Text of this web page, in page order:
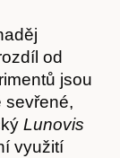
od
jsou
sevřené,
Lunovis
využití